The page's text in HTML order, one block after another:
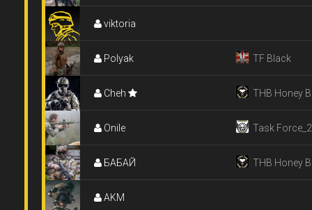
viktoria
Polyak TF Black
Cheh THB Honey
Onile Task
БАБАЙ THB Honey
AKM